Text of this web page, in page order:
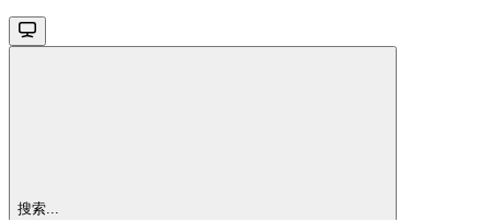
搜索...